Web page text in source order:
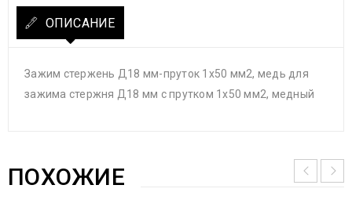
ОПИСАНИЕ
Зажим стержень Д18 мм-пруток 1х50 мм2, медь для
зажима стержня Д18 мм с прутком 1х50 мм2, медный
ПОХОЖИЕ